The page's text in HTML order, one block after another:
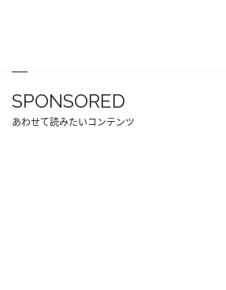
SPONSORED
あわせて読みたいコンテンツ